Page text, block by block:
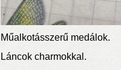
Műalkotásszerű medálok.
Láncok charmokkal.